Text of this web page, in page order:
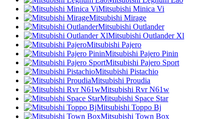
Mitsubishi Minica Vi
Mitsubishi Mirage
Mitsubishi Outlander
Mitsubishi Outlander Xl
Mitsubishi Pajero
Mitsubishi Pajero Pinin
Mitsubishi Pajero Sport
Mitsubishi Pistachio
Mitsubishi Proudia
Mitsubishi Rvr N61w
Mitsubishi Space Star
Mitsubishi Toppo Bj
Mitsubishi Town Box